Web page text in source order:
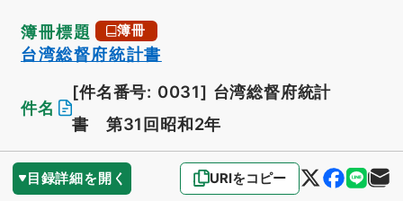
簿冊標題 簿冊
台湾総督府統計書
件名
[件名番号: 0031] 台湾総督府統計
書 第31回昭和2年
目録詳細を開く URIをコピー